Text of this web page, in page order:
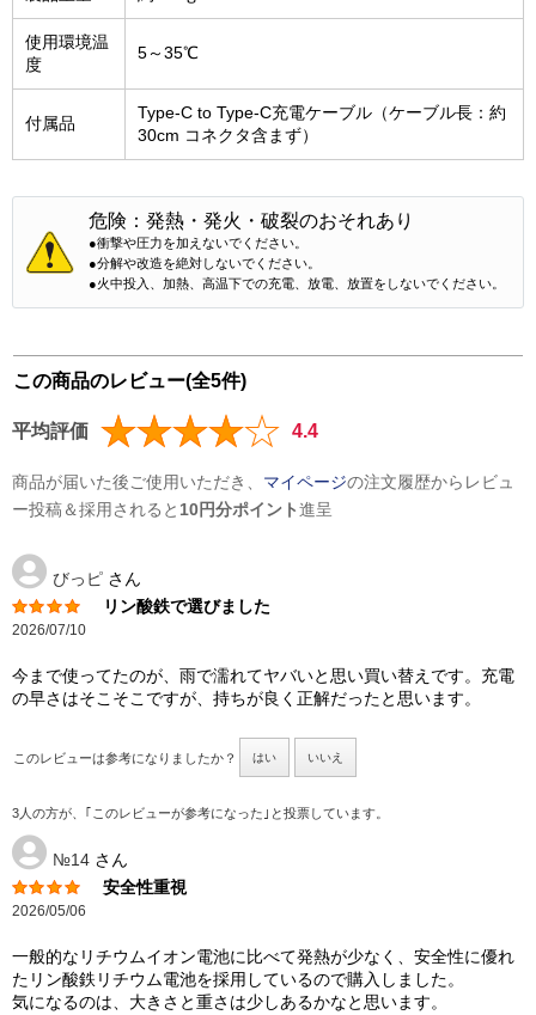
使用環境温
度
5～35℃
付属品
Type-C to Type-C充電ケーブル（ケーブル長：約
30cm コネクタ含まず）
危険：発熱・発火・破裂のおそれあり
●衝撃や圧力を加えないでください。
●分解や改造を絶対しないでください。
●火中投入、加熱、高温下での充電、放電、放置をしないでください。
この商品のレビュー(全5件)
平均評価 4.4
商品が届いた後ご使用いただき、 マイページの注文履歴からレビュ
ー投稿＆採用されると 10円分ポイント進呈
びっピ さん
リン酸鉄で選びました
2026/07/10
今まで使ってたのが、雨で濡れてヤバいと思い買い替えです。充電
の早さはそこそこですが、持ちが良く正解だったと思います。
このレビューは参考になりましたか？ はい いいえ
3人の方が、｢このレビューが参考になった｣と投票しています。
№14 さん
安全性重視
2026/05/06
一般的なリチウムイオン電池に比べて発熱が少なく、安全性に優れ
たリン酸鉄リチウム電池を採用しているので購入しました。
気になるのは、大きさと重さは少しあるかなと思います。